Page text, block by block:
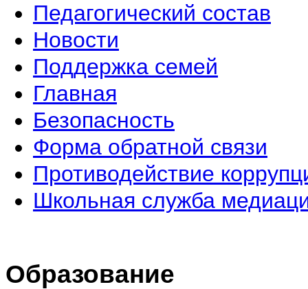
Педагогический состав
Новости
Поддержка семей
Главная
Безопасность
Форма обратной связи
Противодействие
Школьная служба
Образование